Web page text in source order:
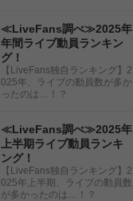
≪LiveFans調べ≫2025年
年間ライブ動員ランキン
グ！
【LiveFans独自ランキング】2
025年、ライブの動員数が多か
ったのは…！？
≪LiveFans調べ≫2025年
上半期ライブ動員ランキ
ング！
【LiveFans独自ランキング】2
025年上半期、ライブの動員数
が多かったのは…！？